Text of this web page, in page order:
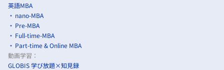
英語MBA
nano-MBA
Pre-MBA
Full-time-MBA
Part-time & Online MBA
動画学習：
GLOBIS 学び放題×知見録